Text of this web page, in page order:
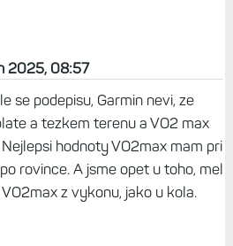
2025, 08:57
se podepisu, Garmin nevi, ze
a tezkem terenu a VO2 max
hodnoty VO2max mam pri
rovince. A jsme opet u toho, mel
z vykonu, jako u kola.